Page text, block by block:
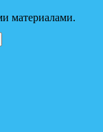
материалами.